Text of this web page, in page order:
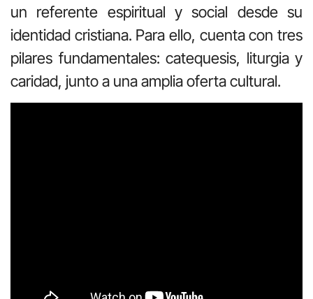
un referente espiritual y social desde su
identidad cristiana. Para ello, cuenta con tres
pilares fundamentales: catequesis, liturgia y
caridad, junto a una amplia oferta cultural.